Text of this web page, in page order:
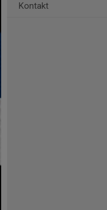
Kontakt